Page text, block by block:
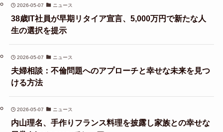
2026-05-07 ニュース
38歳IT社員が早期リタイア宣言、5,000万円で新たな人
生の選択を提示
2026-05-07 ニュース
夫婦相談：不倫問題へのアプローチと幸せな未来を見つ
ける方法
2026-05-07 ニュース
内山理名、手作りフランス料理を披露し家族との幸せな